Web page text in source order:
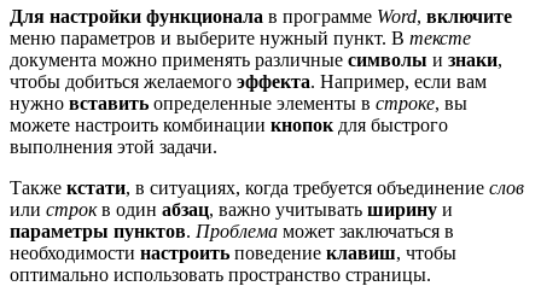
Для настройки функционала в программе Word, включите
меню параметров и выберите нужный пункт. В тексте
документа можно применять различные символы и знаки,
чтобы добиться желаемого эффекта. Например, если вам
нужно вставить определенные элементы в строке, вы
можете настроить комбинации кнопок для быстрого
выполнения этой задачи.
Также кстати, в ситуациях, когда требуется объединение слов
или строкв один абзац, важно учитывать ширину и
параметры пунктов. Проблема может заключаться в
необходимости настроить поведение клавиш, чтобы
оптимально использовать пространство страницы.